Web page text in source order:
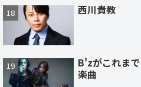
西川貴教
B'zがこれま
楽曲